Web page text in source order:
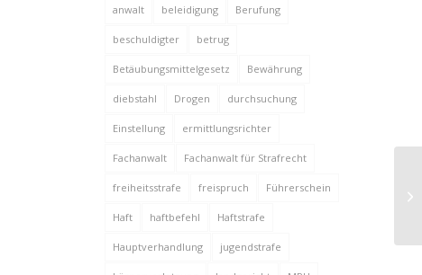
anwalt beleidigung Berufung
beschuldigter betrug
Betäubungsmittelgesetz Bewährung
diebstahl Drogen durchsuchung
Einstellung ermittlungsrichter
Fachanwalt Fachanwalt für Strafrecht
freiheitsstrafe freispruch Führerschein
Haft haftbefehl Haftstrafe
Hauptverhandlung jugendstrafe